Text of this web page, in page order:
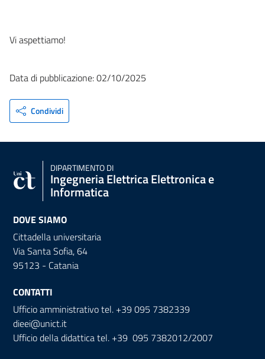
Vi aspettiamo!
Data di pubblicazione: 02/10/2025
Condividi
DIPARTIMENTO DI
Ingegneria Elettrica Elettronica e
Informatica
DOVE SIAMO
Cittadella universitaria
Via Santa Sofia, 64
95123 - Catania
CONTATTI
Ufficio amministrativo tel. +39 095 7382339
dieei@unict.it
Ufficio della didattica tel. +39 095 7382012/2007